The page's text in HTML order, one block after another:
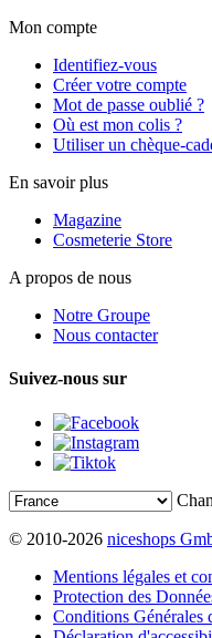
Mon compte
Identifiez-vous
Créer votre compte
Mot de passe oublié ?
Où est mon colis ?
Utiliser un chèque-
En savoir plus
Magazine
Cosmeterie Store
A propos de nous
Notre Groupe
Nous contacter
Suivez-nous sur
© 2010-2026 niceshops
Mentions légales et
Protection des
Conditions Générales